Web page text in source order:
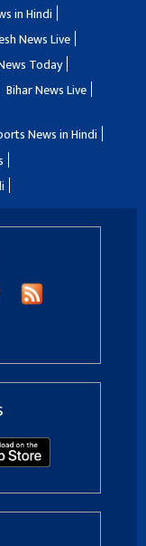
in Hindi
News Live
Today
Bihar News Live
News in Hindi